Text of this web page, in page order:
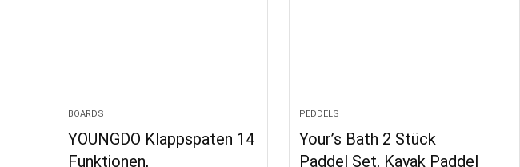
BOARDS
YOUNGDO Klappspaten 14
Funktionen,
PEDDELS
Your’s Bath 2 Stück
Paddel Set, Kayak Paddel